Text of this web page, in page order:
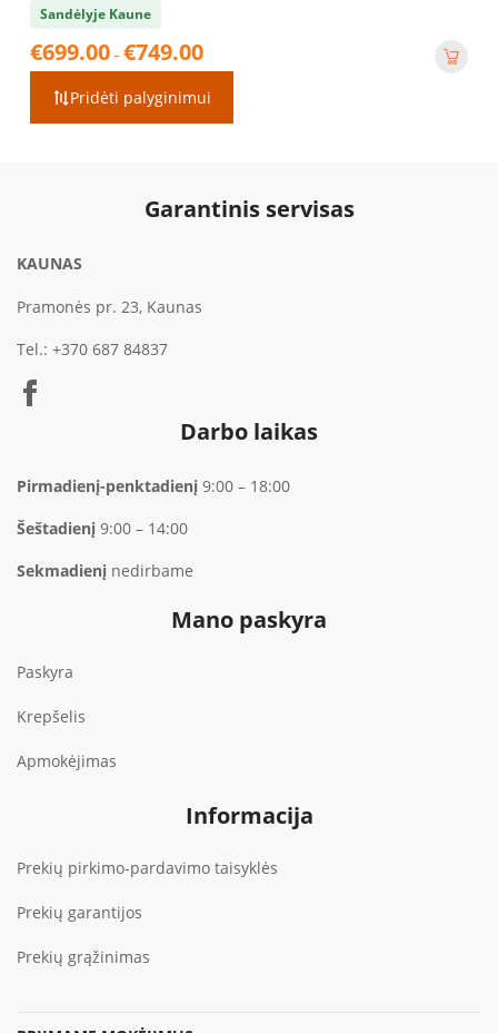
Sandėlyje Kaune
€699.00–€749.00
€699.00
through
Pridėti palyginimui
Garantinis servisas
KAUNAS
Pramonės pr. 23, Kaunas
Tel.: +370 687 84837
Darbo laikas
Pirmadienį-penktadienį 9:00 – 18:00
Šeštadienį 9:00 – 14:00
Sekmadienį nedirbame
Mano paskyra
Paskyra
Krepšelis
Apmokėjimas
Informacija
Prekių pirkimo-pardavimo taisyklės
Prekių garantijos
Prekių grąžinimas